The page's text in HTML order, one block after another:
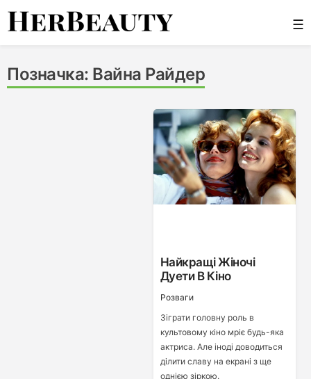
Skip
☰
Позначка: Вайна Райдер
Найкращі Жіночі
Дуети В Кіно
Розваги
Зіграти головну роль в
культовому кіно мріє будь-яка
актриса. Але іноді доводиться
ділити славу на екрані з ще
однією зіркою.